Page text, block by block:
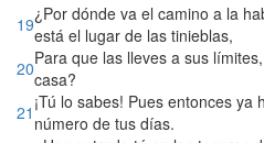
19¿Por dónde va el camino a la
está el lugar de las tinieblas,
20Para que las lleves a sus
casa?
21 ¡Tú lo sabes! Pues entonces
número de tus días.